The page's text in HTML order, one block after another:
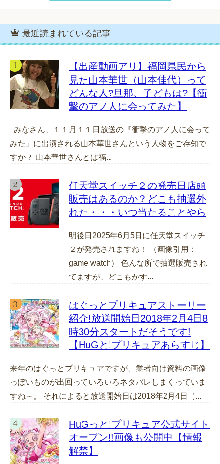
最近読まれている記事
【出産動画アリ】福岡県民から
見た山本華世（山本佳代）って
どんな人?旦那、子どもは?【衝
撃のアノ人に会ってみた】
みなさん、１１月１１日放送の『衝撃のアノ人に会って
みた』に出演される山本華世さんという人物をご存知で
すか？ 山本華世さんとは福...
任天堂スイッチ２の発売日店頭
販売はあるのか？どこも抽選外
れた・・・いつ当たることやら
明後日2025年6月5日に任天堂スイッチ
２が発売されますね！ （画像引用：
game watch） 色んな所で抽選販売され
てますが、どこもかす...
はぐっとプリキュアストーリー
紹介!放送開始日2018年2月4日8
時30分スタートだそうです!
【HuGと!プリキュアあらすじ】
来年のはぐっとプリキュアですが、業者向け資料の画像
っぽいものが出回っていろいろネタバレしまくっていま
すね～。 それによると放送開始日は2018年2月4日（...
HuGっと!プリキュア公式サイト
オープン!!画像も公開中【情報
解禁】